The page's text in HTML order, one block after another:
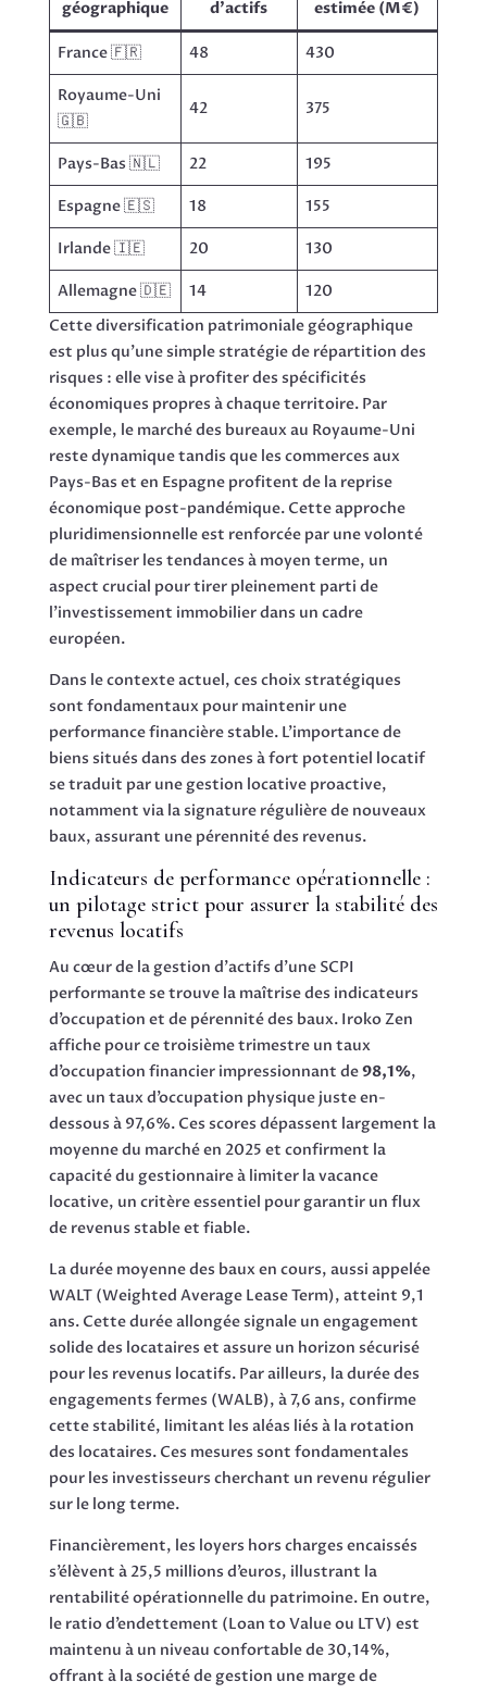
géographique
d’actifs
estimée (M€)
France 🇫🇷 48 430
Royaume-Uni
🇬🇧
42 375
Pays-Bas 🇳🇱 22 195
Espagne 🇪🇸 18 155
Irlande 🇮🇪 20 130
Allemagne 🇩🇪 14
120
Cette diversification patrimoniale géographique
est plus qu’une simple stratégie de répartition des
risques : elle vise à profiter des spécificités
économiques propres à chaque territoire. Par
exemple, le marché des bureaux au Royaume-Uni
reste dynamique tandis que les commerces aux
Pays-Bas et en Espagne profitent de la reprise
économique post-pandémique. Cette approche
pluridimensionnelle est renforcée par une volonté
de maîtriser les tendances à moyen terme, un
aspect crucial pour tirer pleinement parti de
l’investissement immobilier dans un cadre
européen.
Dans le contexte actuel, ces choix stratégiques
sont fondamentaux pour maintenir une
performance financière stable. L’importance de
biens situés dans des zones à fort potentiel locatif
se traduit par une gestion locative proactive,
notamment via la signature régulière de nouveaux
baux, assurant une pérennité des revenus.
Indicateurs de performance opérationnelle :
un pilotage strict pour assurer la stabilité des
revenus locatifs
Au cœur de la gestion d’actifs d’une SCPI
performante se trouve la maîtrise des indicateurs
d’occupation et de pérennité des baux. Iroko Zen
affiche pour ce troisième trimestre un taux
d’occupation financier impressionnant de98,1%,
avec un taux d’occupation physique juste en-
dessous à 97,6%. Ces scores dépassent largement la
moyenne du marché en 2025 et confirment la
capacité du gestionnaire à limiter la vacance
locative, un critère essentiel pour garantir un flux
de revenus stable et fiable.
La durée moyenne des baux en cours, aussi appelée
WALT (Weighted Average Lease Term), atteint 9,1
ans. Cette durée allongée signale un engagement
solide des locataires et assure un horizon sécurisé
pour les revenus locatifs. Par ailleurs, la durée des
engagements fermes (WALB), à 7,6 ans, confirme
cette stabilité, limitant les aléas liés à la rotation
des locataires. Ces mesures sont fondamentales
pour les investisseurs cherchant un revenu régulier
sur le long terme.
Financièrement, les loyers hors charges encaissés
s’élèvent à 25,5 millions d’euros, illustrant la
rentabilité opérationnelle du patrimoine. En outre,
le ratio d’endettement (Loan to Value ou LTV) est
maintenu à un niveau confortable de 30,14%,
offrant à la société de gestion une marge de